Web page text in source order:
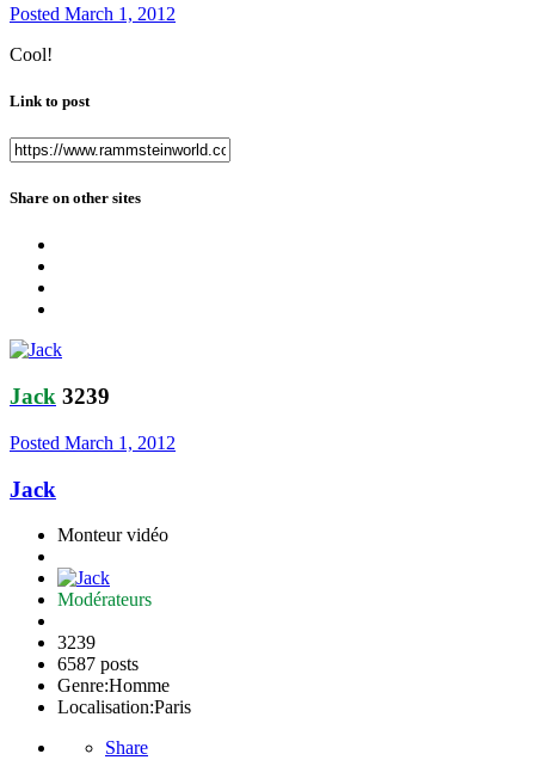
Posted March 1, 2012
Cool!
Link to post
Share on other sites
Jack 3239
Posted March 1, 2012
Jack
Monteur vidéo
Modérateurs
3239
6587 posts
Genre:Homme
Localisation:Paris
Share